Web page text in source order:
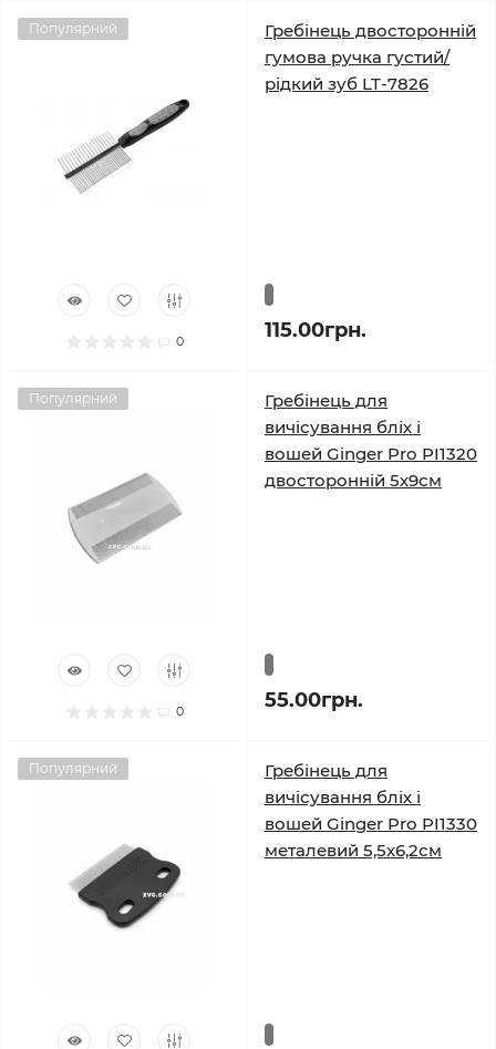
Популярний
0
Гребінець двосторонній
гумова ручка густий/
рідкий зуб LT-7826
115.00грн.
Популярний
0
Гребінець для
вичісування бліх і
вошей Ginger Pro PI1320
двосторонній 5х9см
55.00грн.
Популярний
Гребінець для
вичісування бліх і
вошей Ginger Pro PI1330
металевий 5,5х6,2см